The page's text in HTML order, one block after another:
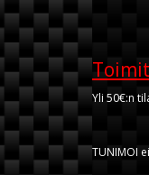
Yli 50€:n
TUNIMOI